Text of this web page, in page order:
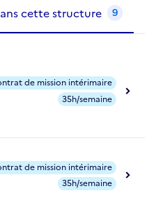
cette structure 9
de mission intérimaire
35h/semaine
de mission intérimaire
35h/semaine